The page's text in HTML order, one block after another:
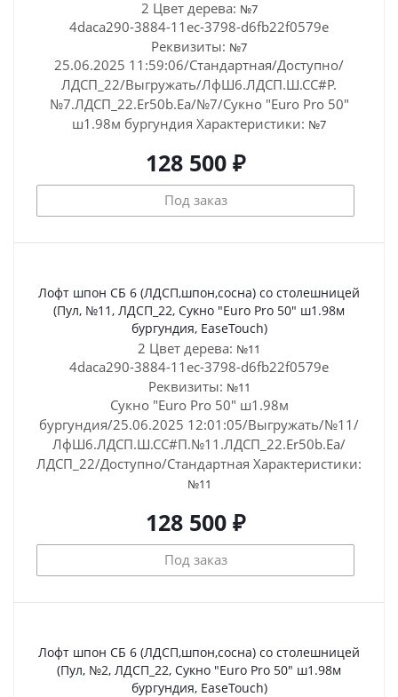
2 Цвет дерева: №7
4daca290-3884-11ec-3798-d6fb22f0579e
Реквизиты: №7
25.06.2025 11:59:06/Стандартная/Доступно/
ЛДСП_22/Выгружать/ЛфШ6.ЛДСП.Ш.СС#Р.
№7.ЛДСП_22.Er50b.Ea/№7/Сукно "Euro Pro 50"
ш1.98м бургундия Характеристики: №7
128 500 ₽
Под заказ
Лофт шпон СБ 6 (ЛДСП,шпон,сосна) со столешницей
(Пул, №11, ЛДСП_22, Сукно "Euro Pro 50" ш1.98м
бургундия, EaseTouch)
2 Цвет дерева: №11
4daca290-3884-11ec-3798-d6fb22f0579e
Реквизиты: №11
Сукно "Euro Pro 50" ш1.98м
бургундия/25.06.2025 12:01:05/Выгружать/№11/
ЛфШ6.ЛДСП.Ш.СС#П.№11.ЛДСП_22.Er50b.Ea/
ЛДСП_22/Доступно/Стандартная Характеристики:
№11
128 500 ₽
Под заказ
Лофт шпон СБ 6 (ЛДСП,шпон,сосна) со столешницей
(Пул, №2, ЛДСП_22, Сукно "Euro Pro 50" ш1.98м
бургундия, EaseTouch)